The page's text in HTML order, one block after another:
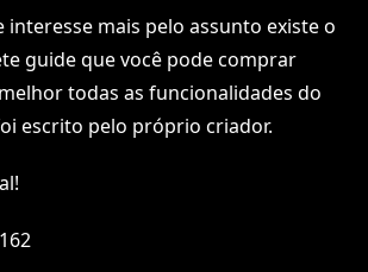
interesse mais pelo assunto existe o
guide que você pode comprar
todas as funcionalidades do
escrito pelo próprio criador.
162